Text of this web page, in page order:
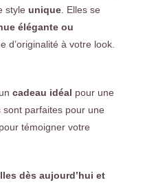
styleunique . Elles se
élégante ou
d’originalité à votre look.
uncadeau idéal pour une
parfaites pour une
témoigner votre
dès aujourd’hui et